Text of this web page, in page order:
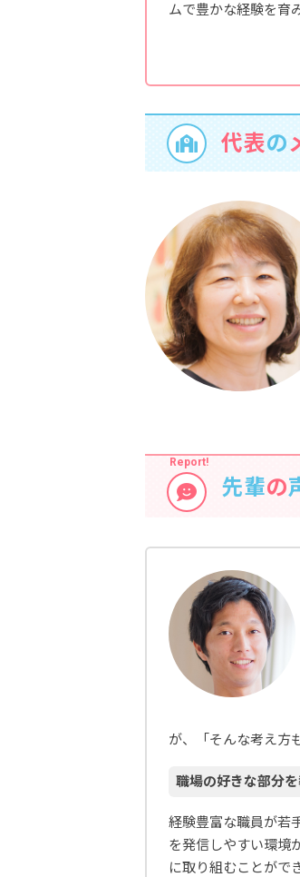
ムで豊かな経験を育
代表の
先輩の
が、「そんな考え方
職場の好きな部分を
経験豊富な職員が若
を発信しやすい環境
に取り組むことがで